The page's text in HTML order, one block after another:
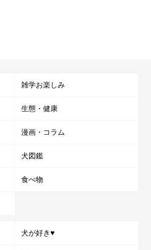
のすごく警戒心があって人が見
た。今はゴハンやオヤツが欲
普通に接することができるよ
雑学お楽しみ
生態・健康
漫画・コラム
犬図鑑
食べ物
犬が好き♥